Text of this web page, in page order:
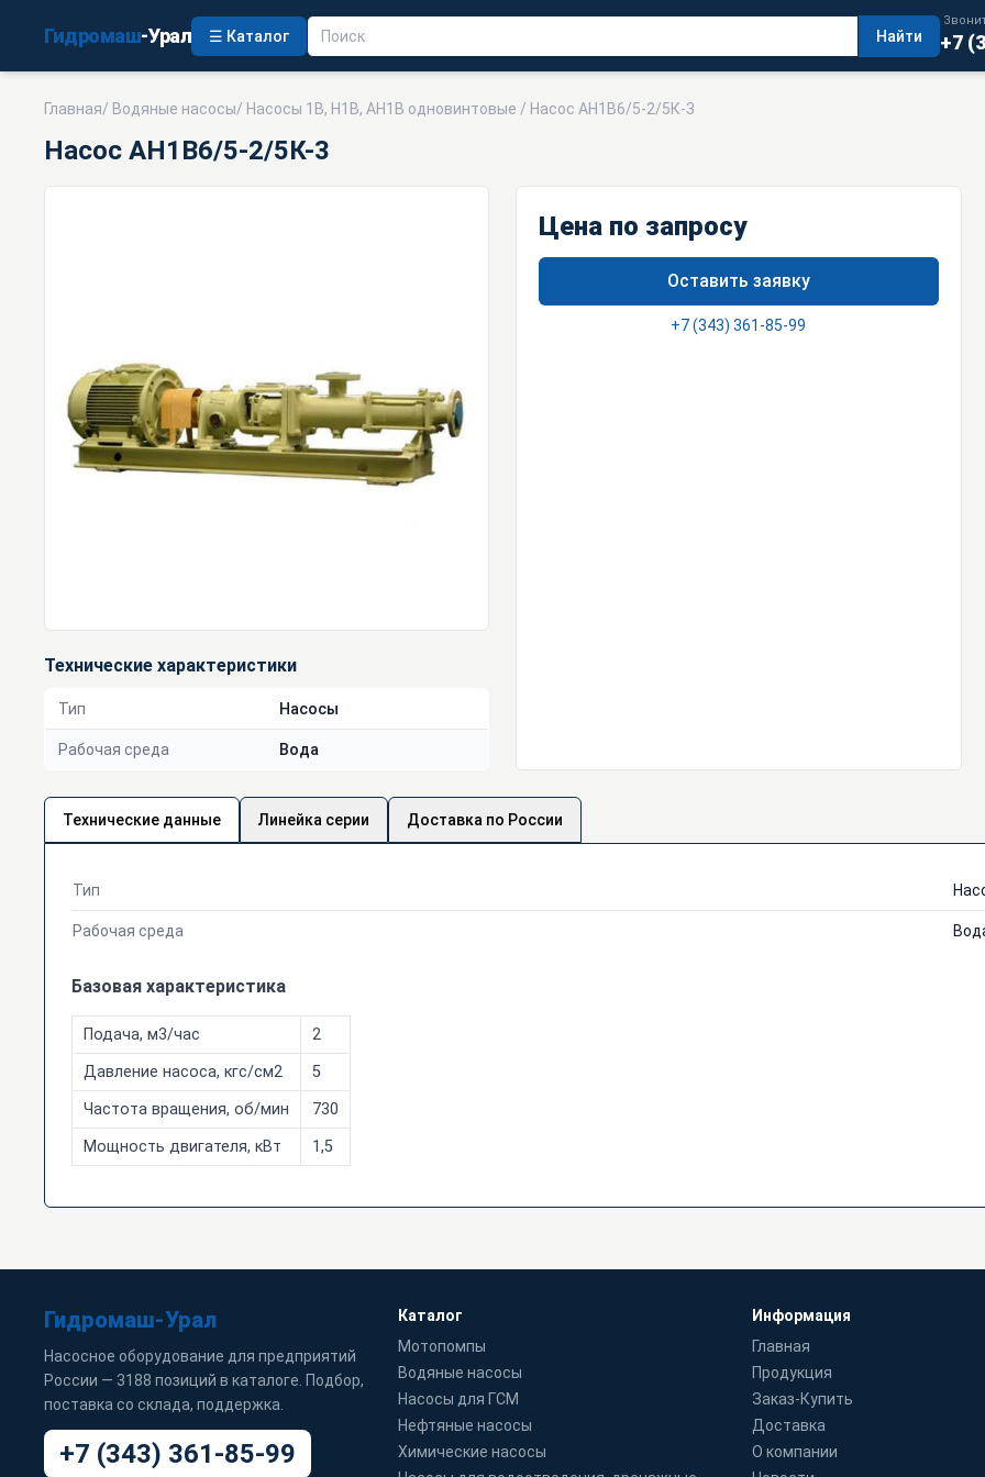
Гидромаш-Урал ☰ Каталог Найти +7
Главная/ Водяные насосы/ Насосы 1В, Н1В, АН1В одновинтовые / Насос АН1В6/5-2/5К-3
Насос АН1В6/5-2/5К-3
Технические характеристики
Тип Насосы
Рабочая среда Вода
Цена по запросу
Оставить заявку
+7 (343) 361-85-99
Технические данные Линейка серии Доставка по России
Тип
Рабочая среда
Базовая характеристика
Подача, м3/час
2
Давление насоса, кгс/см2
5
Частота вращения, об/мин
730
Мощность двигателя, кВт
1,5
Гидромаш-Урал
Насосное оборудование для предприятий
России — 3188 позиций в каталоге. Подбор,
поставка со склада, поддержка.
+7 (343) 361-85-99
Каталог
Мотопомпы
Водяные насосы
Насосы для ГСМ
Нефтяные насосы
Химические насосы
Информация
Главная
Продукция
Заказ-Купить
Доставка
О компании